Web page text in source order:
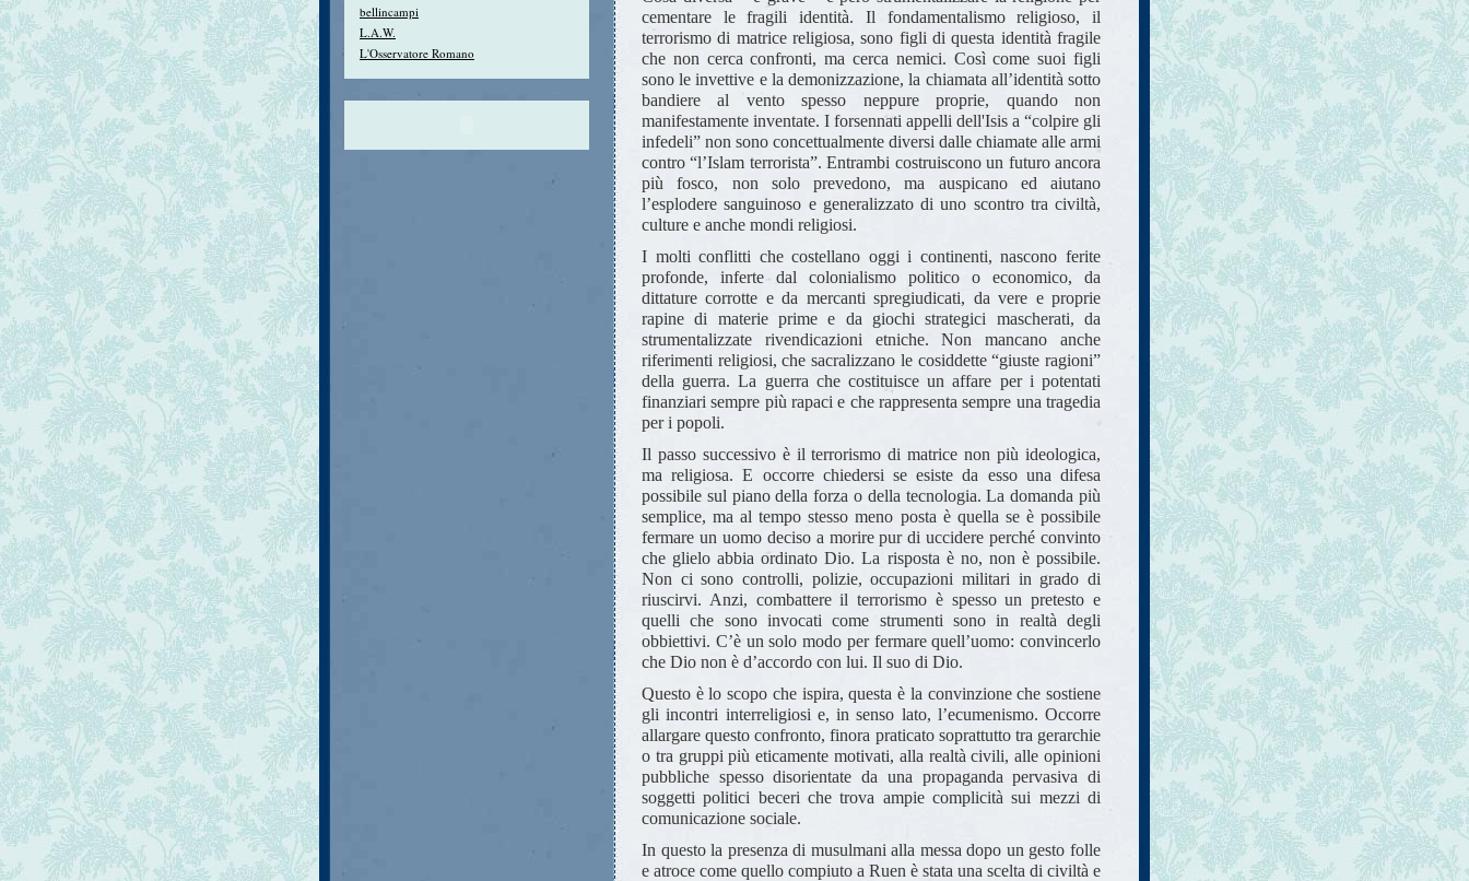
cementare le fragili identità. Il fondamentalismo religioso, il
terrorismo di matrice religiosa, sono figli di questa identità fragile
che non cerca confronti, ma cerca nemici. Così come suoi figli
sono le invettive e la demonizzazione, la chiamata all’identità sotto
bandiere al vento spesso neppure proprie, quando non
manifestamente inventate. I forsennati appelli dell'Isis a “colpire gli
infedeli” non sono concettualmente diversi dalle chiamate alle armi
contro “l’Islam terrorista”. Entrambi costruiscono un futuro ancora
più fosco, non solo prevedono, ma auspicano ed aiutano
l’esplodere sanguinoso e generalizzato di uno scontro tra civiltà,
culture e anche mondi religiosi.
I molti conflitti che costellano oggi i continenti, nascono ferite
profonde, inferte dal colonialismo politico o economico, da
dittature corrotte e da mercanti spregiudicati, da vere e proprie
rapine di materie prime e da giochi strategici mascherati, da
strumentalizzate rivendicazioni etniche. Non mancano anche
riferimenti religiosi, che sacralizzano le cosiddette “giuste ragioni”
della guerra. La guerra che costituisce un affare per i potentati
finanziari sempre più rapaci e che rappresenta sempre una tragedia
per i popoli.
Il passo successivo è il terrorismo di matrice non più ideologica,
ma religiosa. E occorre chiedersi se esiste da esso una difesa
possibile sul piano della forza o della tecnologia. La domanda più
semplice, ma al tempo stesso meno posta è quella se è possibile
fermare un uomo deciso a morire pur di uccidere perché convinto
che glielo abbia ordinato Dio. La risposta è no, non è possibile.
Non ci sono controlli, polizie, occupazioni militari in grado di
riuscirvi. Anzi, combattere il terrorismo è spesso un pretesto e
quelli che sono invocati come strumenti sono in realtà degli
obbiettivi. C’è un solo modo per fermare quell’uomo: convincerlo
che Dio non è d’accordo con lui. Il suo di Dio.
Questo è lo scopo che ispira, questa è la convinzione che sostiene
gli incontri interreligiosi e, in senso lato, l’ecumenismo. Occorre
allargare questo confronto, finora praticato soprattutto tra gerarchie
o tra gruppi più eticamente motivati, alla realtà civili, alle opinioni
pubbliche spesso disorientate da una propaganda pervasiva di
soggetti politici beceri che trova ampie complicità sui mezzi di
comunicazione sociale.
In questo la presenza di musulmani alla messa dopo un gesto folle
e atroce come quello compiuto a Ruen è stata una scelta di civiltà e
bellincampi
L.A.W.
L'Osservatore Romano